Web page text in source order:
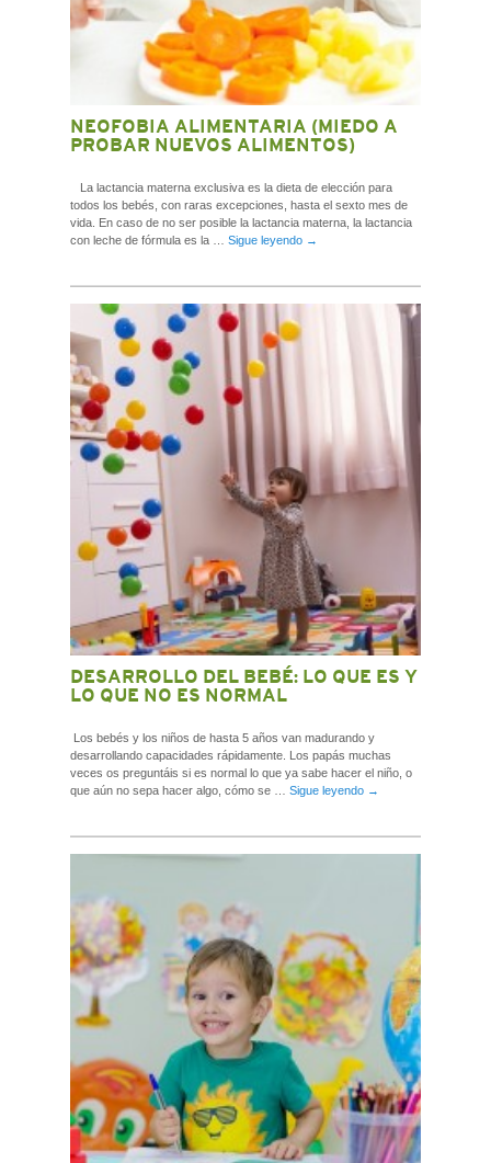
NEOFOBIA ALIMENTARIA (MIEDO A
PROBAR NUEVOS ALIMENTOS)
La lactancia materna exclusiva es la dieta de elección para
todos los bebés, con raras excepciones, hasta el sexto mes de
vida. En caso de no ser posible la lactancia materna, la lactancia
con leche de fórmula es la … Sigue leyendo →
DESARROLLO DEL BEBÉ: LO QUE ES Y
LO QUE NO ES NORMAL
Los bebés y los niños de hasta 5 años van madurando y
desarrollando capacidades rápidamente. Los papás muchas
veces os preguntáis si es normal lo que ya sabe hacer el niño, o
que aún no sepa hacer algo, cómo se … Sigue leyendo →